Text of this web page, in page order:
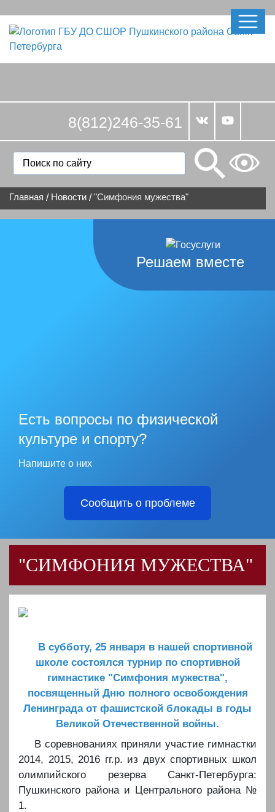
8(812)246-35-61
Главная / Новости /"Симфония мужества"
Решаем вместе
Есть вопросы по физической
культуре и спорту?
Напишите о них
Сообщить о проблеме
"СИМФОНИЯ МУЖЕСТВА"
В субботу, 25 января в нашей спортивной
школе состоялся турнир по спортивной
гимнастике "Симфония мужества",
посвященный Дню полного освобождения
Ленинграда от фашистской блокады в годы
Великой Отечественной войны.
️В соревнованиях приняли участие гимнастки
2014, 2015, 2016 гг.р. из двух спортивных школ
олимпийского резерва Санкт-Петербурга:
Пушкинского района и Центрального района №
1.